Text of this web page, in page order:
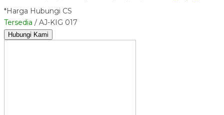
*Harga Hubungi CS
Tersedia / AJ-KIG 017
Hubungi Kami